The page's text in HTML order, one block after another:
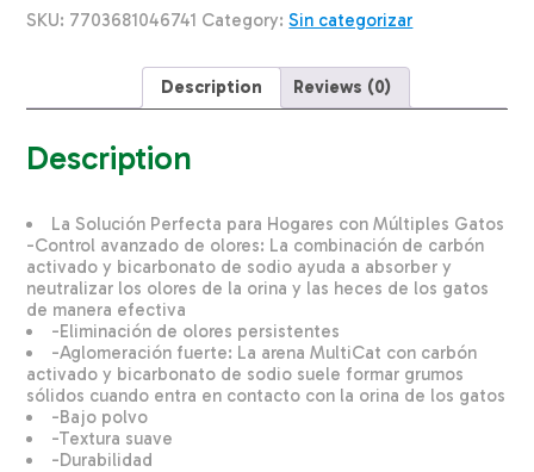
28,35
SKU: 7703681046741 Category:Sin categorizar
Description Reviews (0)
Description
La Solución Perfecta para Hogares con Múltiples Gatos
-Control avanzado de olores: La combinación de carbón
activado y bicarbonato de sodio ayuda a absorber y
neutralizar los olores de la orina y las heces de los gatos
de manera efectiva
-Eliminación de olores persistentes
-Aglomeración fuerte: La arena MultiCat con carbón
activado y bicarbonato de sodio suele formar grumos
sólidos cuando entra en contacto con la orina de los gatos
-Bajo polvo
-Textura suave
-Durabilidad